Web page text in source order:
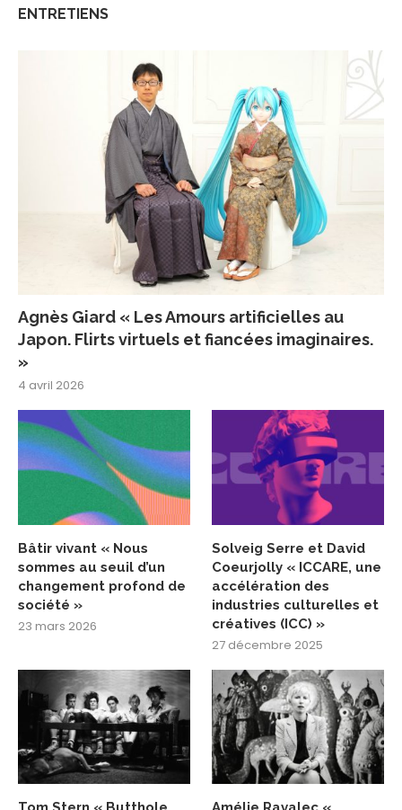
ENTRETIENS
Agnès Giard « Les Amours artificielles au
Japon. Flirts virtuels et fiancées imaginaires.
»
4 avril 2026
Bâtir vivant « Nous
sommes au seuil d’un
changement profond de
société »
23 mars 2026
Solveig Serre et David
Coeurjolly « ICCARE, une
accélération des
industries culturelles et
créatives (ICC) »
27 décembre 2025